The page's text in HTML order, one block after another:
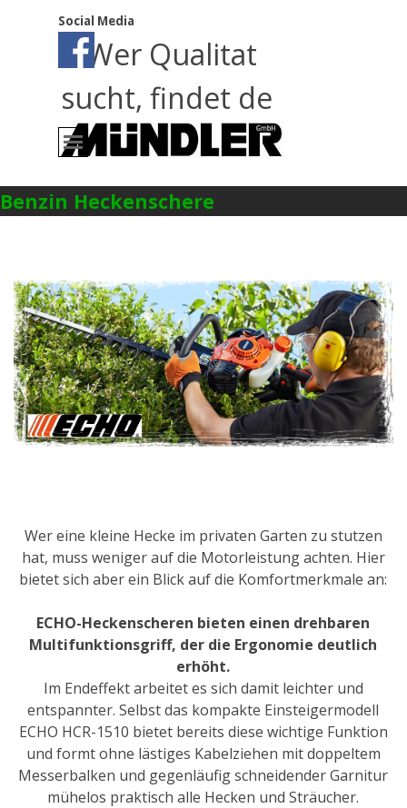
Wer Qualitat
sucht, findet de
Social Media
Menü überspringen
Benzin Heckenschere
Wer eine kleine Hecke im privaten Garten zu stutzen
hat, muss weniger auf die Motorleistung achten. Hier
bietet sich aber ein Blick auf die Komfortmerkmale an:
ECHO-Heckenscheren bieten einen drehbaren
Multifunktionsgriff, der die Ergonomie deutlich
erhöht.
Im Endeffekt arbeitet es sich damit leichter und
entspannter. Selbst das kompakte Einsteigermodell
ECHO HCR-1510 bietet bereits diese wichtige Funktion
und formt ohne lästiges Kabelziehen mit doppeltem
Messerbalken und gegenläufig schneidender Garnitur
mühelos praktisch alle Hecken und Sträucher.